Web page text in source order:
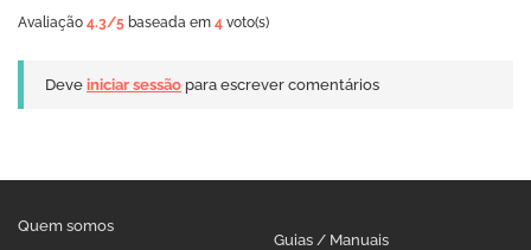
Avaliação 4.3/5 baseada em 4 voto(s)
Deve iniciar sessão para escrever comentários
Quem somos
Guias / Manuais